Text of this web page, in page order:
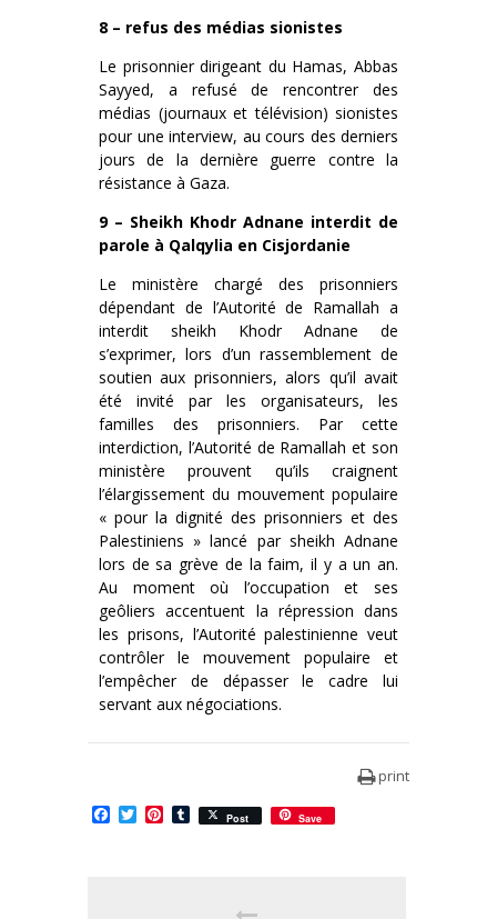
8 – refus des médias sionistes
Le prisonnier dirigeant du Hamas, Abbas
Sayyed, a refusé de rencontrer des
médias (journaux et télévision) sionistes
pour une interview, au cours des derniers
jours de la dernière guerre contre la
résistance à Gaza.
9 – Sheikh Khodr Adnane interdit de
parole à Qalqylia en Cisjordanie
Le ministère chargé des prisonniers
dépendant de l’Autorité de Ramallah a
interdit sheikh Khodr Adnane de
s’exprimer, lors d’un rassemblement de
soutien aux prisonniers, alors qu’il avait
été invité par les organisateurs, les
familles des prisonniers. Par cette
interdiction, l’Autorité de Ramallah et son
ministère prouvent qu’ils craignent
l’élargissement du mouvement populaire
« pour la dignité des prisonniers et des
Palestiniens » lancé par sheikh Adnane
lors de sa grève de la faim, il y a un an.
Au moment où l’occupation et ses
geôliers accentuent la répression dans
les prisons, l’Autorité palestinienne veut
contrôler le mouvement populaire et
l’empêcher de dépasser le cadre lui
servant aux négociations.
print
Facebook
TwitterPinterest
Tumblr
Post Save